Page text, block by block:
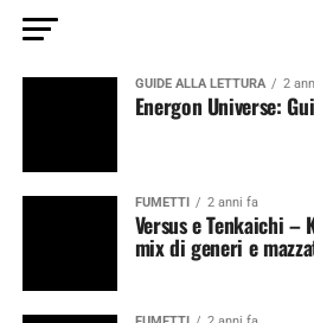
GUIDE ALLA LETTURA 2
Energon Universe:
FUMETTI 2 anni fa
Versus e Tenkaichi –
mix di generi e